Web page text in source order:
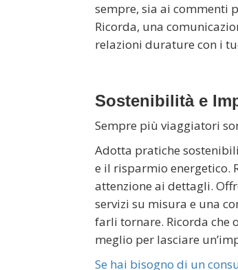
sempre, sia ai commenti
Ricorda, una
relazioni durature con i
Sostenibilità e
Sempre più viaggiatori
Adotta pratiche
e il risparmio energetico.
attenzione ai dettagli.
servizi su misura e una
farli tornare. Ricorda che
meglio per lasciare
Se hai bisogno di un